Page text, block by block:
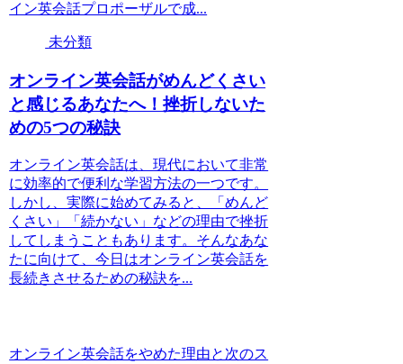
イン英会話プロポーザルで成...
未分類
オンライン英会話がめんどくさい
と感じるあなたへ！挫折しないた
めの5つの秘訣
オンライン英会話は、現代において非常
に効率的で便利な学習方法の一つです。
しかし、実際に始めてみると、「めんど
くさい」「続かない」などの理由で挫折
してしまうこともあります。そんなあな
たに向けて、今日はオンライン英会話を
長続きさせるための秘訣を...
オンライン英会話をやめた理由と次のス